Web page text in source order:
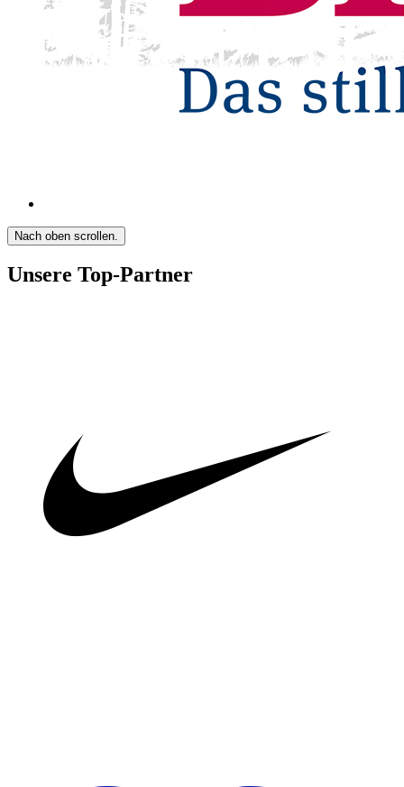
Nach oben scrollen.
Unsere Top-Partner